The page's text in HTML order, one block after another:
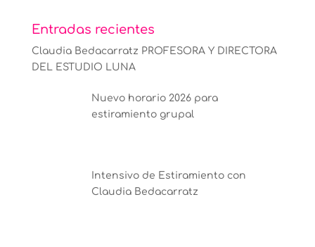
Entradas recientes
Claudia Bedacarratz PROFESORA Y DIRECTORA
DEL ESTUDIO LUNA
Nuevo horario 2026 para
estiramiento grupal
Intensivo de Estiramiento con
Claudia Bedacarratz